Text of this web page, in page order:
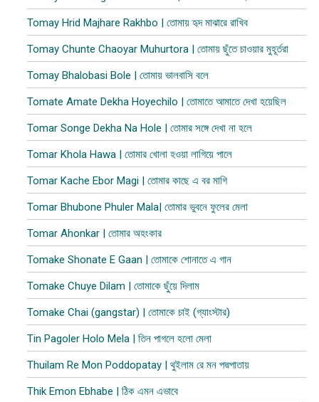
Tomay Hrid Majhare Rakhbo | তোমায় হৃদ মাঝারে রাখিব
Tomay Chunte Chaoyar Muhurtora | তোমায় ছুঁতে চাওয়ার মুহূর্তরা
Tomay Bhalobasi Bole | তোমায় ভালবাসি বলে
Tomate Amate Dekha Hoyechilo | তোমাতে আমাতে দেখা হয়েছিল
Tomar Songe Dekha Na Hole | তোমার সঙ্গে দেখা না হলে
Tomar Khola Hawa | তোমার খোলা হওয়া লাগিয়ে পালে
Tomar Kache Ebor Magi | তোমার কাছে এ বর মাগি
Tomar Bhubone Phuler Mala| তোমার ভুবনে ফুলের মেলা
Tomar Ahonkar | তোমার অহংকার
Tomake Shonate E Gaan | তোমাকে শোনাতে এ গান
Tomake Chuye Dilam | তোমাকে ছুঁয়ে দিলাম​
Tomake Chai (gangstar) | তোমাকে চাই (গ্যাংস্টার)
Tin Pagoler Holo Mela | তিন পাগলে হলো মেলা
Thuilam Re Mon Poddopatay | থুইলাম রে মন পদ্মপাতায়
Thik Emon Ebhabe | ঠিক এমন এভাবে